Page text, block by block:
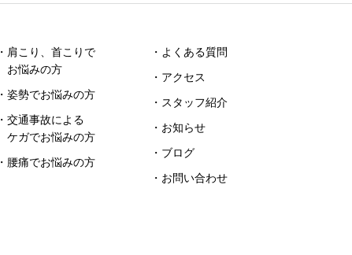
・肩こり、首こりで
お悩みの方
・姿勢でお悩みの方
・交通事故による
ケガでお悩みの方
・腰痛でお悩みの方
・よくある質問
・アクセス
・スタッフ紹介
・お知らせ
・ブログ
・お問い合わせ